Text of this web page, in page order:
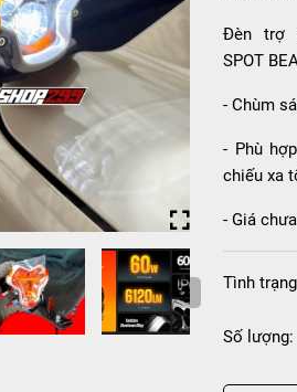
Đèn trợ
SPOT
- Chùm
- Phù
chiếu xa
- Giá
Tình
Số lượng: